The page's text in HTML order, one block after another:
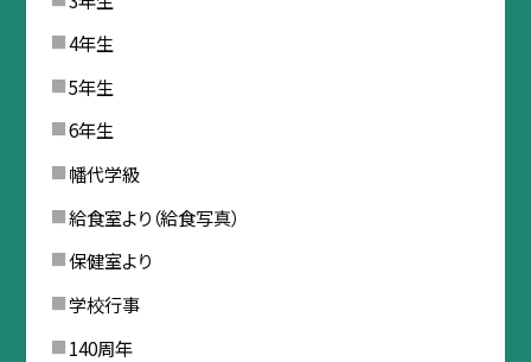
4年生
5年生
6年生
幡代学級
給食室より（給食写真）
保健室より
学校行事
140周年